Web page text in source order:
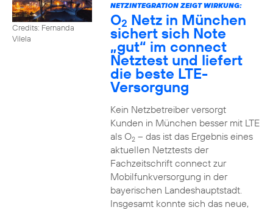
Credits: Fernanda
Vilela
NETZINTEGRATION ZEIGT WIRKUNG:
O2 Netz in München
sichert sich Note
„gut“ im connect
Netztest und liefert
die beste LTE-
Versorgung
Kein Netzbetreiber versorgt
Kunden in München besser mit LTE
als O2– das ist das Ergebnis eines
aktuellen Netztests der
Fachzeitschrift connect zur
Mobilfunkversorgung in der
bayerischen Landeshauptstadt.
Insgesamt konnte sich das neue,